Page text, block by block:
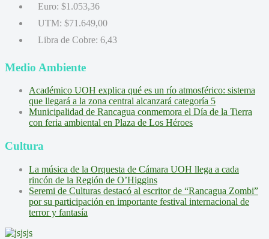
Euro: $1.053,36
UTM: $71.649,00
Libra de Cobre: 6,43
Medio Ambiente
Académico UOH explica qué es un río atmosférico: sistema
que llegará a la zona central alcanzará categoría 5
Municipalidad de Rancagua conmemora el Día de la Tierra
con feria ambiental en Plaza de Los Héroes
Cultura
La música de la Orquesta de Cámara UOH llega a cada
rincón de la Región de O’Higgins
Seremi de Culturas destacó al escritor de “Rancagua Zombi”
por su participación en importante festival internacional de
terror y fantasía